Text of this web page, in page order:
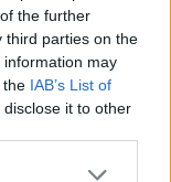
the further
third parties on the
information may
the IAB’s List of
it to other